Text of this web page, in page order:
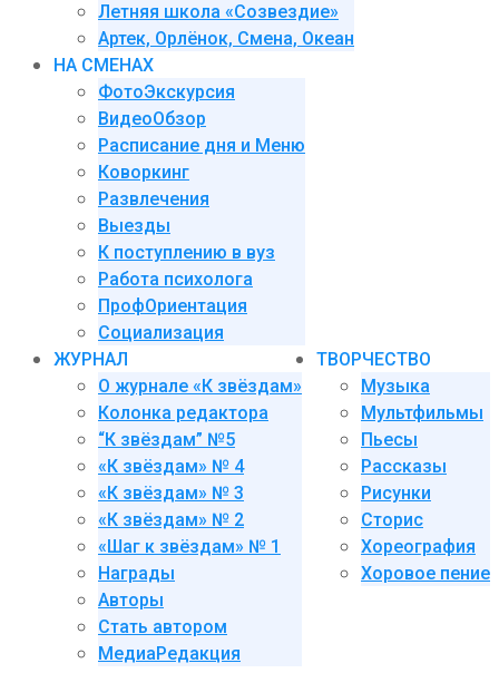
Летняя школа «Созвездие»
Артек, Орлёнок, Смена, Океан
НА СМЕНАХ
ФотоЭкскурсия
ВидеоОбзор
Расписание дня и Меню
Коворкинг
Развлечения
Выезды
К поступлению в вуз
Работа психолога
ПрофОриентация
Социализация
ЖУРНАЛ
О журнале «К звёздам»
Колонка редактора
“К звёздам” №5
«К звёздам» № 4
«К звёздам» № 3
«К звёздам» № 2
«Шаг к звёздам» № 1
Награды
Авторы
Стать автором
МедиаРедакция
ТВОРЧЕСТВО
Музыка
Мультфильмы
Пьесы
Рассказы
Рисунки
Сторис
Хореография
Хоровое пение